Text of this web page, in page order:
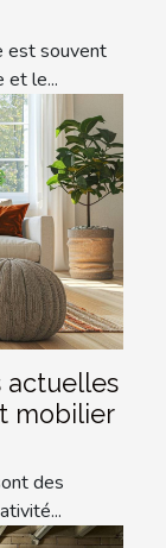
est souvent
et le...
actuelles
mobilier
des